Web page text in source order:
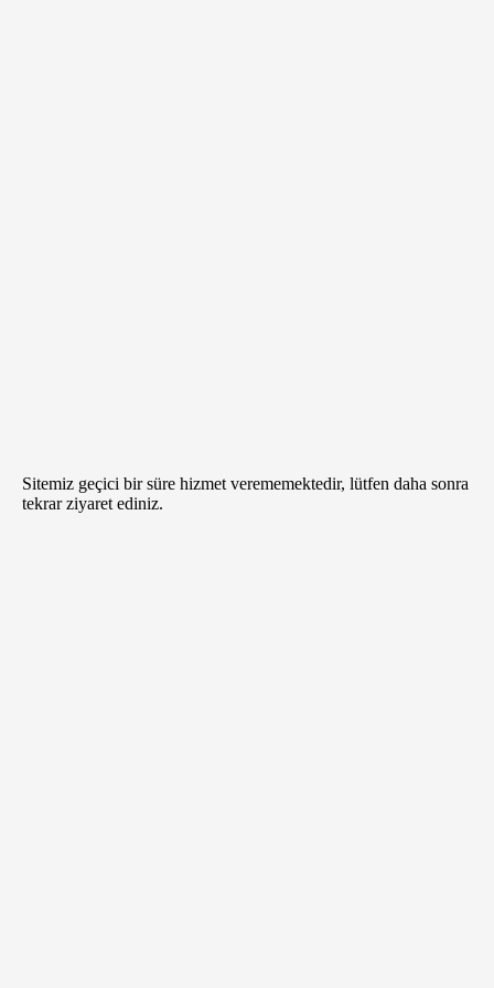
Sitemiz geçici bir süre hizmet verememektedir, lütfen daha sonra
tekrar ziyaret ediniz.